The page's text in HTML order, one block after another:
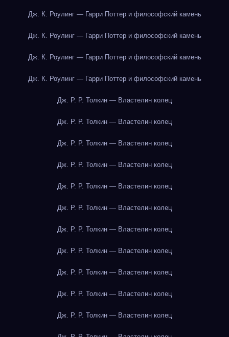
Дж. К. Роулинг — Гарри Поттер и философский камень
Дж. К. Роулинг — Гарри Поттер и философский камень
Дж. К. Роулинг — Гарри Поттер и философский камень
Дж. К. Роулинг — Гарри Поттер и философский камень
Дж. Р. Р. Толкин — Властелин колец
Дж. Р. Р. Толкин — Властелин колец
Дж. Р. Р. Толкин — Властелин колец
Дж. Р. Р. Толкин — Властелин колец
Дж. Р. Р. Толкин — Властелин колец
Дж. Р. Р. Толкин — Властелин колец
Дж. Р. Р. Толкин — Властелин колец
Дж. Р. Р. Толкин — Властелин колец
Дж. Р. Р. Толкин — Властелин колец
Дж. Р. Р. Толкин — Властелин колец
Дж. Р. Р. Толкин — Властелин колец